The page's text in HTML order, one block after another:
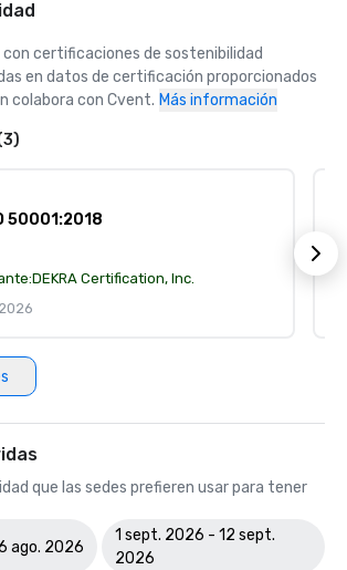
certificaciones de sostenibilidad
en datos de certificación proporcionados
colabora con Cvent. Más información
50001:2018
DEKRA Certification, Inc.
que las sedes prefieren usar para tener
ago. 2026
1 sept. 2026 - 12 sept.
2026